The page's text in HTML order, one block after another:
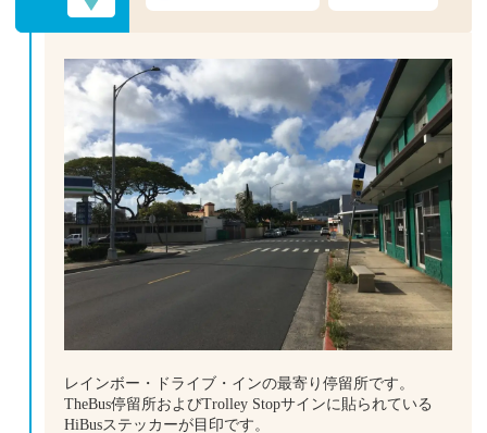
レインボー・ドライブ・インの最寄り停留所です。
TheBus停留所およびTrolley Stopサインに貼られている
HiBusステッカーが目印です。